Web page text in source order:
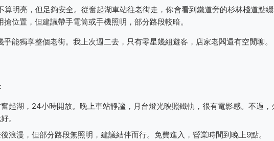
明亮，但足夠安全。從奮起湖車站往老街走，你會看到鐵道旁的杉林棧道點
位置，但建議帶手電筒或手機照明，部分路段較暗。
能獨享整個老街。我上次週二去，只有零星幾組遊客，店家老闆還有空閒聊。
起湖，24小時開放。晚上車站靜謐，月台燈光映照鐵軌，很有電影感。不過，
。
浪漫，但部分路段無照明，建議結伴而行。免費進入，營業時間到晚上9點。